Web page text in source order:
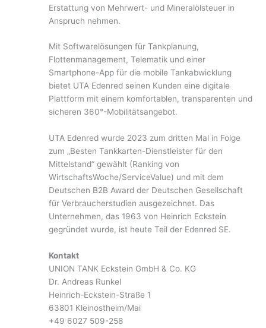
Erstattung von Mehrwert- und Mineralölsteuer in
Anspruch nehmen.
Mit Softwarelösungen für Tankplanung,
Flottenmanagement, Telematik und einer
Smartphone-App für die mobile Tankabwicklung
bietet UTA Edenred seinen Kunden eine digitale
Plattform mit einem komfortablen, transparenten und
sicheren 360°-Mobilitätsangebot.
UTA Edenred wurde 2023 zum dritten Mal in Folge
zum „Besten Tankkarten-Dienstleister für den
Mittelstand“ gewählt (Ranking von
WirtschaftsWoche/ServiceValue) und mit dem
Deutschen B2B Award der Deutschen Gesellschaft
für Verbraucherstudien ausgezeichnet. Das
Unternehmen, das 1963 von Heinrich Eckstein
gegründet wurde, ist heute Teil der Edenred SE.
Kontakt
UNION TANK Eckstein GmbH & Co. KG
Dr. Andreas Runkel
Heinrich-Eckstein-Straße 1
63801 Kleinostheim/Mai
+49 6027 509-258